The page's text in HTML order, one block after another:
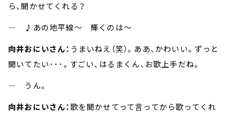
ら、聞かせてくれる？
― ♪あの地平線～ 輝くのは～
向井おにいさん： うまいねえ（笑）。ああ、かわいい。ずっと
聞いてたい･･･。すごい、はるまくん、お歌上手だね。
― うん。
向井おにいさん：歌を聞かせてって言ってから歌ってくれ